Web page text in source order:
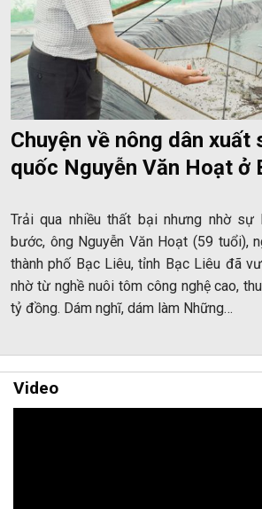
Chuyện về nông dân xuất
quốc Nguyễn Văn Hoạt ở
Trải qua nhiều thất bại nhưng nhờ sự
bước, ông Nguyễn Văn Hoạt (59 tuổi),
thành phố Bạc Liêu, tỉnh Bạc Liêu đã
nhờ từ nghề nuôi tôm công nghệ cao,
tỷ đồng. Dám nghĩ, dám làm Những…
Video